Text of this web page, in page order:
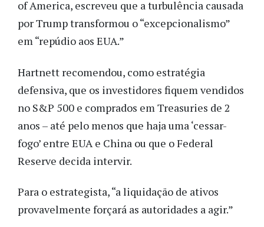
of America, escreveu que a turbulência causada
por Trump transformou o “excepcionalismo”
em “repúdio aos EUA.”
Hartnett recomendou, como estratégia
defensiva, que os investidores fiquem vendidos
no S&P 500 e comprados em Treasuries de 2
anos – até pelo menos que haja uma ‘cessar-
fogo’ entre EUA e China ou que o Federal
Reserve decida intervir.
Para o estrategista, “a liquidação de ativos
provavelmente forçará as autoridades a agir.”